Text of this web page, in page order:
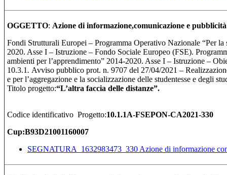
OGGETTO: Azione di informazione,comunicazione e pubblicità
Fondi Strutturali Europei – Programma Operativo Nazionale “Per
2020. Asse I – Istruzione – Fondo Sociale Europeo (FSE).
ambienti per l’apprendimento” 2014-2020. Asse I – Istruzione –
10.3.1. Avviso pubblico prot. n. 9707 del 27/04/2021 –
e per l’aggregazione e la socializzazione delle studentesse e degli
Titolo progetto:“L’altra faccia delle
Codice identificativo Progetto:10.1.1A-FSEPON-CA2021-330
Cup:B93D21001160007
SEGNATURA_1632983473_330 Azione di informazione